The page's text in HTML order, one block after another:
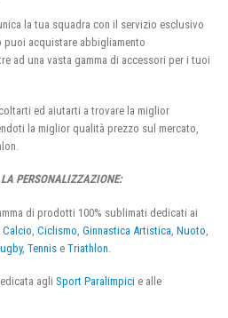
la tua squadra con il servizio esclusivo
puoi acquistare abbigliamento
ad una vasta gamma di accessori per i tuoi
ed aiutarti a trovare la miglior
la miglior qualità prezzo sul mercato,
PERSONALIZZAZIONE:
di prodotti 100% sublimati dedicati ai
Calcio Ciclismo Ginnastica Artistica Nuoto
, Tennis e Triathlon
agli Sport Paralimpici e alle